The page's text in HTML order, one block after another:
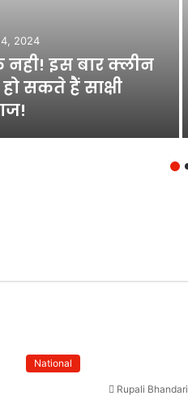
2024
नही! इस बार क्लीन
सकते हैं साक्षी
National
Rupali Bhandari